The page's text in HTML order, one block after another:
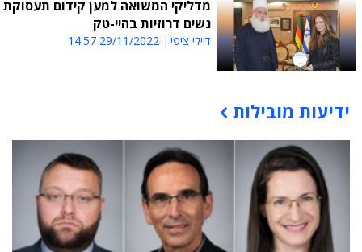
מדליקי המשואה למען קידום תעסוקת
נשים דרוזיות בהיי-טק
דיילי ציפי 29/11/2022 14:57
תוכן פרסומי
ידיעות מובילות